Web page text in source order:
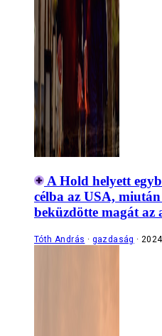
A Hold helyett
célba az USA,
beküzdötte magát
Tóth András gazdaság